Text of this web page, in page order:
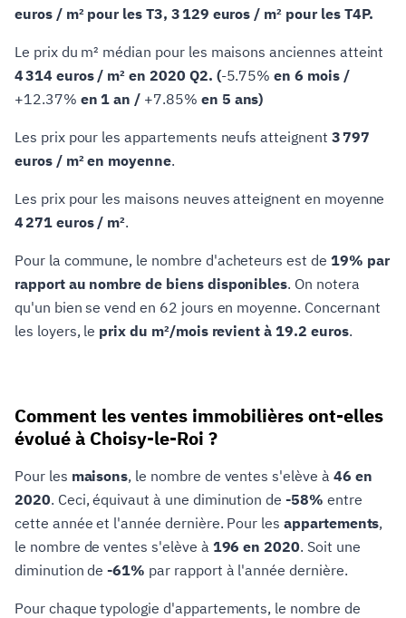
euros / m² pour les T3, 3 129 euros / m² pour les T4P.
Le prix du m² médian pour les maisons anciennes atteint
4 314 euros / m² en 2020 Q2. (-5.75% en 6 mois /
+12.37% en 1 an / +7.85% en 5 ans)
Les prix pour les appartements neufs atteignent 3 797
euros / m² en moyenne.
Les prix pour les maisons neuves atteignent en moyenne
4 271 euros / m².
Pour la commune, le nombre d'acheteurs est de 19% par
rapport au nombre de biens disponibles. On notera
qu'un bien se vend en 62 jours en moyenne. Concernant
les loyers, le prix du m²/mois revient à 19.2 euros.
Comment les ventes immobilières ont-elles
évolué à Choisy-le-Roi ?
Pour les maisons, le nombre de ventes s'elève à 46 en
2020. Ceci, équivaut à une diminution de-58% entre
cette année et l'année dernière. Pour les appartements,
le nombre de ventes s'elève à 196 en 2020. Soit une
diminution de-61% par rapport à l'année dernière.
Pour chaque typologie d'appartements, le nombre de